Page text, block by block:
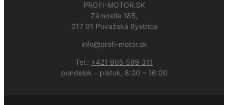
PROFI-MOTOR.SK
Zámostie 185,
017 01 Považská Bystrica
info@profi-motor.sk
Tel.: +421 905 599 311
pondelok – piatok, 8:00 – 16:00